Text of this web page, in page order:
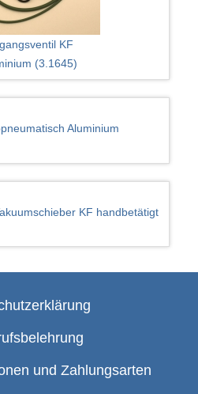
KF
(3.1645)
Aluminium
KF handbetätigt
und Zahlungsarten